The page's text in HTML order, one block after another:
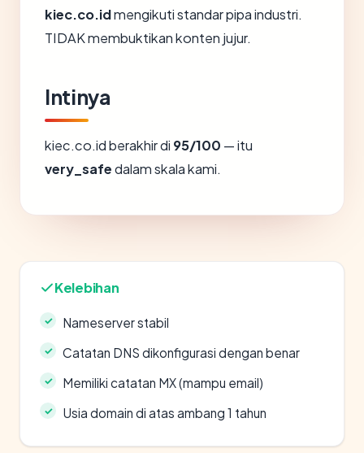
kiec.co.idmengikuti standar pipa industri.
TIDAK membuktikan konten jujur.
Intinya
kiec.co.id berakhir di 95/100 — itu
very_safedalam skala kami.
Kelebihan
Nameserver stabil
Catatan DNS dikonfigurasi dengan benar
Memiliki catatan MX (mampu email)
Usia domain di atas ambang 1 tahun